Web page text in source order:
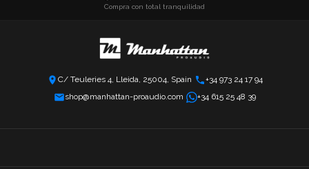
Compra con total tranquilidad
C/ Teuleries 4, Lleida, 25004, Spain
+34 973 24 17 94
shop@manhattan-proaudio.com
+34 615 25 48 39